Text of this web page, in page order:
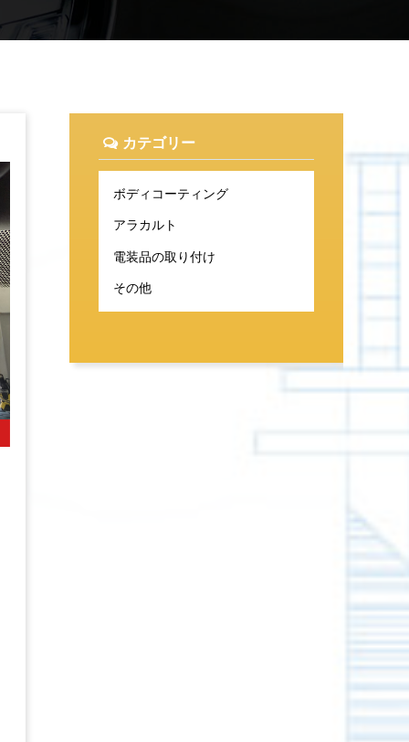
カテゴリー
ボディコーティング
アラカルト
電装品の取り付け
その他